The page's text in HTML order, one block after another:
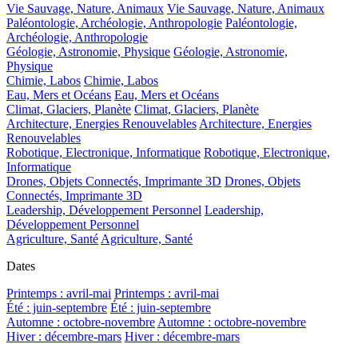
Vie Sauvage, Nature, Animaux Vie Sauvage, Nature, Animaux
Paléontologie, Archéologie, Anthropologie Paléontologie,
Archéologie, Anthropologie
Géologie, Astronomie, Physique Géologie, Astronomie,
Physique
Chimie, Labos Chimie, Labos
Eau, Mers et Océans Eau, Mers et Océans
Climat, Glaciers, Planète Climat, Glaciers, Planète
Architecture, Energies Renouvelables Architecture, Energies
Renouvelables
Robotique, Electronique, Informatique Robotique, Electronique,
Informatique
Drones, Objets Connectés, Imprimante 3D Drones, Objets
Connectés, Imprimante 3D
Leadership, Développement Personnel Leadership,
Développement Personnel
Agriculture, Santé Agriculture, Santé
Dates
Printemps : avril-mai Printemps : avril-mai
Été : juin-septembre Été : juin-septembre
Automne : octobre-novembre Automne : octobre-novembre
Hiver : décembre-mars Hiver : décembre-mars